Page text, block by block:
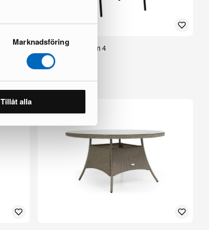
Marknadsföring
Tillåt alla
Filip matstol, set om 4
2 i lager ·
149 €